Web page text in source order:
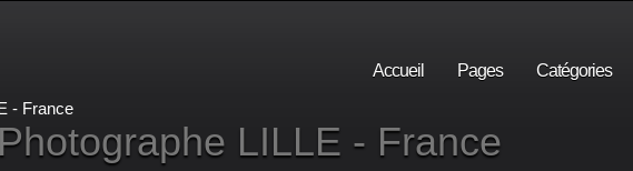
Accueil Pages Catégories
LILLE - France